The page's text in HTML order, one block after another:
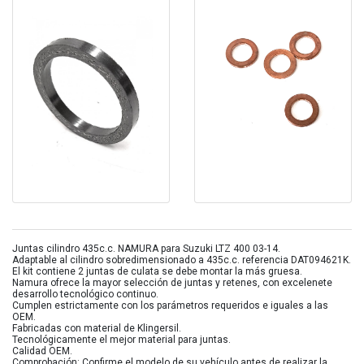
Juntas cilindro 435c.c. NAMURA para Suzuki LTZ 400 03-14.
Adaptable al cilindro sobredimensionado a 435c.c. referencia DAT094621K.
El kit contiene 2 juntas de culata se debe montar la más gruesa.
Namura ofrece la mayor selección de juntas y retenes, con excelenete
desarrollo tecnológico continuo.
Cumplen estrictamente con los parámetros requeridos e iguales a las
OEM.
Fabricadas con material de Klingersil.
Tecnológicamente el mejor material para juntas.
Calidad OEM.